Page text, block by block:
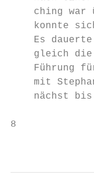
ching war
konnte
Es
gleich
Führung
mit
nächst
8